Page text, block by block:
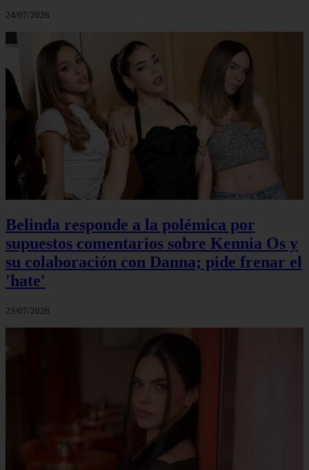
24/07/2026
Belinda responde a la polémica por
supuestos comentarios sobre Kennia Os y
su colaboración con Danna; pide frenar el
'hate'
23/07/2026